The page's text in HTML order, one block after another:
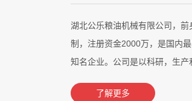
湖北公乐粮油机械有限公司，
制，注册资金2000万，是国内
知名企业。公司是以科研，生产
了解更多